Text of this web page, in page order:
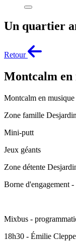
Un quartier
Retour
Montcalm en
Montcalm en
Zone famille
Mini-putt
Jeux géants
Zone détente
Borne d'engagement
Mixbus -
18h30 - Émilie